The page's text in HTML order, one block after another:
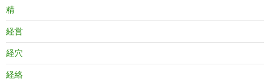
精
経営
経穴
経絡